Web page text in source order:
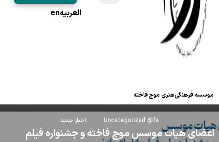
موسسه فرهنگی‌هنری موج فاخته
العربیهen
Uncategorized @fa اخبار جدید
اعضای هیات موسس موج فاخته و جشنواره فیلم